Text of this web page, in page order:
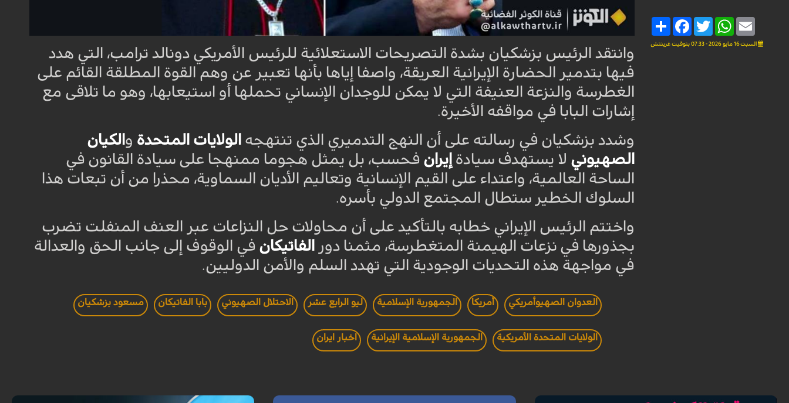
Share
FacebookTwitter
WhatsAppEmail
السبت 16 مايو 2026 - 07:33 بتوقيت غرينتش
وانتقد الرئيس بزشكيان بشدة التصريحات الاستعلائية للرئيس الأمريكي دونالد ترامب، التي هدد
فيها بتدمير الحضارة الإيرانية العريقة، واصفا إياها بأنها تعبير عن وهم القوة المطلقة القائم على
الغطرسة والنزعة العنيفة التي لا يمكن للوجدان الإنساني تحملها أو استيعابها، وهو ما تلاقى مع
إشارات البابا في مواقفه الأخيرة.
وشدد بزشكيان في رسالته على أن النهج التدميري الذي تنتهجه الولايات المتحدة و الكيان
الصهيوني لا يستهدف سيادة إيران فحسب، بل يمثل هجوما ممنهجا على سيادة القانون في
الساحة العالمية، واعتداء على القيم الإنسانية وتعاليم الأديان السماوية، محذرا من أن تبعات هذا
السلوك الخطير ستطال المجتمع الدولي بأسره.
واختتم الرئيس الإيراني خطابه بالتأكيد على أن محاولات حل النزاعات عبر العنف المنفلت تضرب
بجذورها في نزعات الهيمنة المتغطرسة، مثمنا دور
الفاتيكان في الوقوف إلى جانب الحق والعدالة
في مواجهة هذه التحديات الوجودية التي تهدد السلم والأمن الدوليين.
العدوان الصهيوأمريكي أمريكا الجمهورية الإسلامية ليو الرابع عشر الاحتلال الصهيوني بابا الفاتيكان مسعود بزشكيان
الولايات المتحدة الأمريكية الجمهورية الإسلامية الإيرانية اخبار ايران